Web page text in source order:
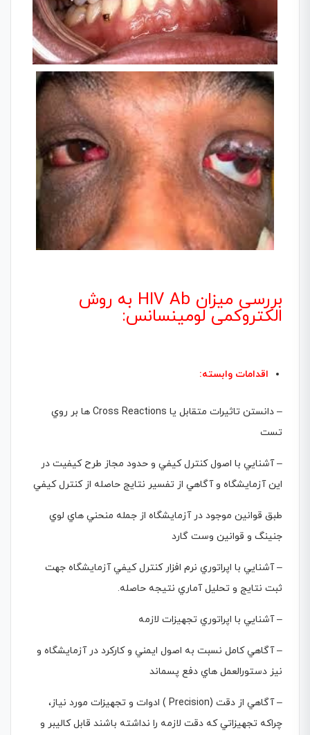
بررسی میزان HIV Ab به روش
الکتروکمی لومینسانس:
اقدامات وابسته:
– دانستن تاثيرات متقابل يا Cross Reactions ها بر روي
تست
– آشنايي با اصول كنترل كيفي و حدود مجاز طرح كيفيت در
اين آزمايشگاه و آگاهي از تفسير نتايج حاصله از كنترل كيفي
طبق قوانين موجود در آزمايشگاه از جمله منحني هاي لوي
جنينگ و قوانين وست گارد
– آشنايي با اپراتوري نرم افزار كنترل كيفي آزمايشگاه جهت
ثبت نتايج و تحليل آماري نتيجه حاصله.
– آشنايي با اپراتوري تجهيزات لازمه
– آگاهي كامل نسبت به اصول ايمني و كاركرد در آزمايشگاه و
نيز دستورالعمل هاي دفع پسماند
– آگاهي از دقت (Precision ) ادوات و تجهيزات مورد نياز،
چراكه تجهيزاتي كه دقت لازمه را نداشته باشند قابل كاليبر و